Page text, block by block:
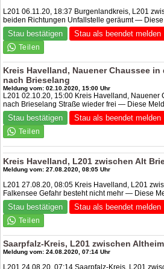
L201 06.11.20, 18:37 Burgenlandkreis, L201
beiden Richtungen Unfallstelle geräumt —
Stau bestätigen Stau als beendet melden
Kreis Havelland, Nauener Chaussee in
nach Brieselang
Meldung vom: 02.10.2020, 15:00 Uhr
L201 02.10.20, 15:00 Kreis Havelland, Nauener
nach Brieselang Straße wieder frei — Diese
Stau bestätigen Stau als beendet melden
Kreis Havelland, L201 zwischen Alt
Meldung vom: 27.08.2020, 08:05 Uhr
L201 27.08.20, 08:05 Kreis Havelland, L201
Falkensee Gefahr besteht nicht mehr — Diese
Stau bestätigen Stau als beendet melden
Saarpfalz-Kreis, L201 zwischen
Meldung vom: 24.08.2020, 07:14 Uhr
L201 24.08.20, 07:14 Saarpfalz-Kreis, L201